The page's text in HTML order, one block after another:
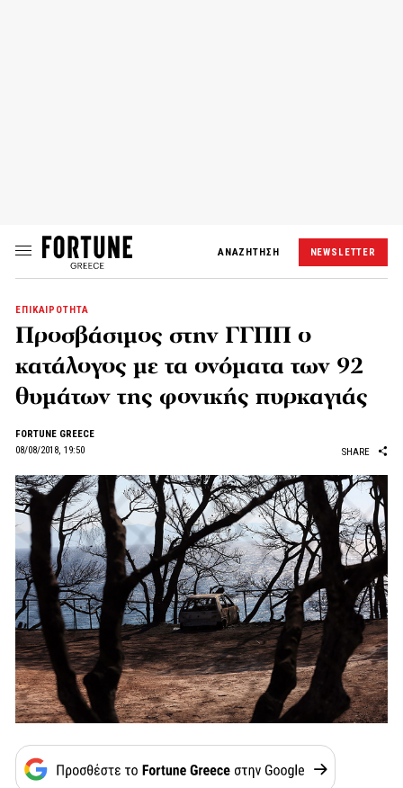
ΑΝΑΖΗΤΗΣΗ NEWSLETTER
ΕΠΙΚΑΙΡΟΤΗΤΑ
Προσβάσιμος στην ΓΓΠΠ ο
κατάλογος με τα ονόματα των 92
θυμάτων της φονικής πυρκαγιάς
FORTUNE GREECE
08/08/2018, 19:50
SHARE